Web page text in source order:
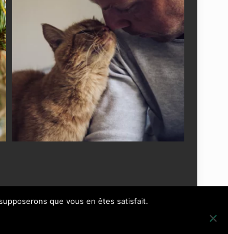
que vous en êtes satisfait.